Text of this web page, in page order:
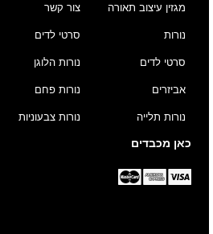
מגזין עיצוב תאורה צור קשר
נורות
סרטי לדים
אביזרים
נורות תלייה
סרטי לדים
נורות הלוגן
נורות פחם
נורות צבעוניות
כאן מכבדים